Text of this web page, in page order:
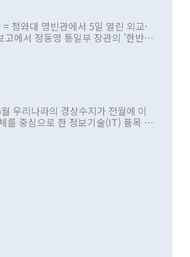
청와대 영빈관에서 5일 열린 외교·
에서 정동영 통일부 장관의 '한반도
사안을 정책으로 추진하겠다고 공
라는 비판을 내놨다. 그동안 정 장
적은 여러 번 있지만 대통령과 유
을 표명한 것은 이례적이다. 정 장
해야 한다는 목소리도 높아지고 있
러간 선(先)비핵화만 되뇌는 것은
우리나라의 경상수지가 전월에 이
를 중심으로 한 정보기술(IT) 품목 수
어섰다. 상품수입은 644억8000만
는 282.7% 증가했다. IT 품목